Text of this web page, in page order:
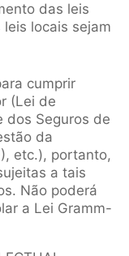
das leis
locais sejam
cumprir
(Lei de
dos Seguros de
da
etc.), portanto,
a tais
Não poderá
a Lei Gramm-